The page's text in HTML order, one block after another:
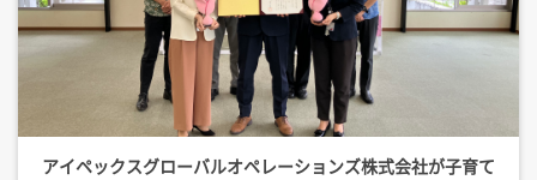
アイペックスグローバルオペレーションズ株式会社が子育て